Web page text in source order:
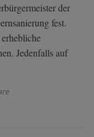
der
fest.
Jedenfalls auf